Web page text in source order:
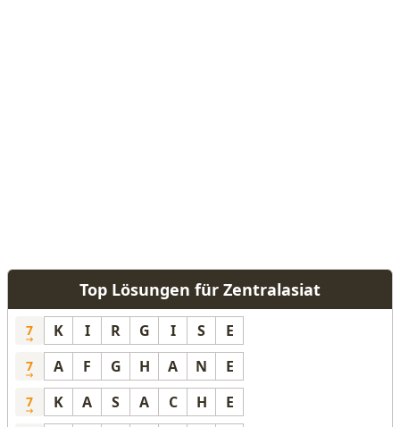
Top Lösungen für Zentralasiat
7 K I R G I S E
7 A F G H A N E
7 K A S A C H E